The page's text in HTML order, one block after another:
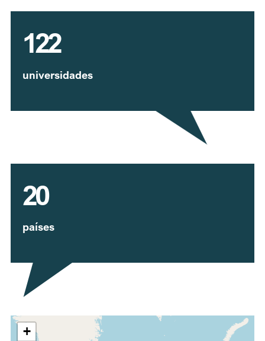
122
universidades
20
países
+
Expandir mapa